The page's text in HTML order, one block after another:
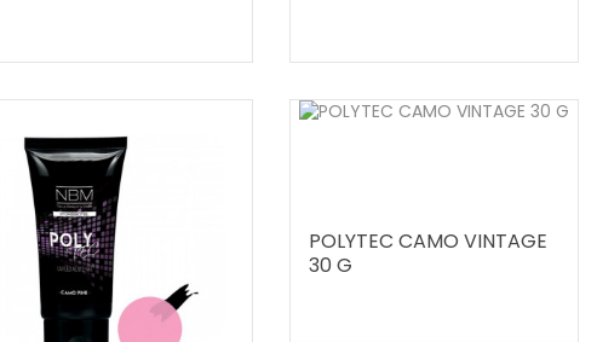
POLYTEC CAMO VINTAGE
30 G